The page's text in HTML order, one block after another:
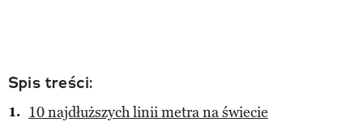
Spis treści:
10 najdłuższych linii metra na świecie